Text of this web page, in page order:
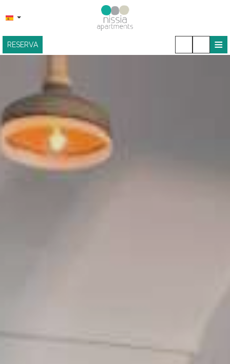
≡
RESERVA
ALOJAMIENTO
INSTALACIONES
BARRA DE SNACKS
GALERÍA FOTOGRÁFICA